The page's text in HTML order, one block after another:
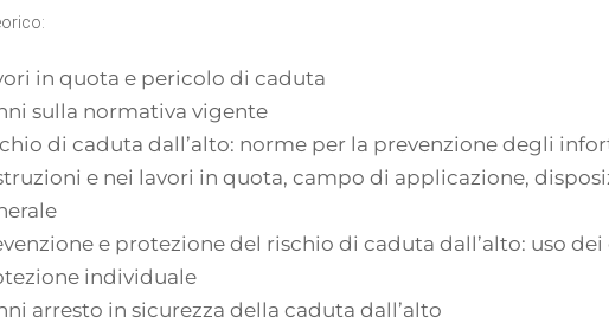
in quota e pericolo di caduta
sulla normativa vigente
di caduta dall’alto: norme per la prevenzione degli
e nei lavori in quota, campo di applicazione,
e protezione del rischio di caduta dall’alto: uso
individuale
arresto in sicurezza della caduta dall’alto